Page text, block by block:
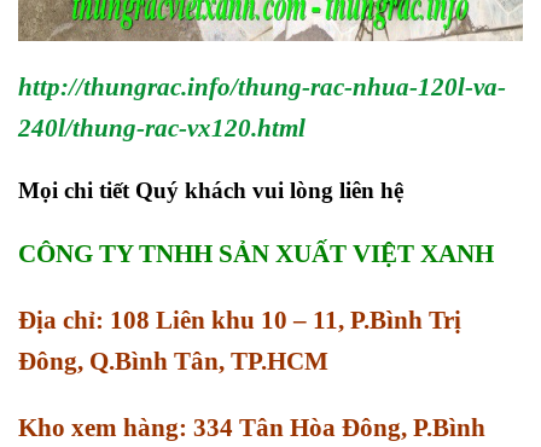
http://thungrac.info/thung-rac-nhua-120l-va-
240l/thung-rac-vx120.html
Mọi chi tiết Quý khách vui lòng liên hệ
CÔNG TY TNHH SẢN XUẤT VIỆT XANH
Địa chỉ: 108 Liên khu 10 – 11, P.Bình Trị
Đông, Q.Bình Tân, TP.HCM
Kho xem hàng: 334 Tân Hòa Đông, P.Bình